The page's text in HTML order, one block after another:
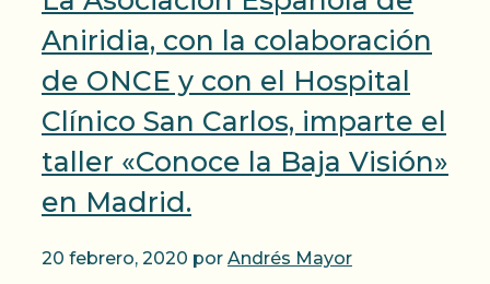
Aniridia, con la colaboración
de ONCE y con el Hospital
Clínico San Carlos, imparte el
taller «Conoce la Baja Visión»
en Madrid.
20 febrero, 2020 por Andrés Mayor